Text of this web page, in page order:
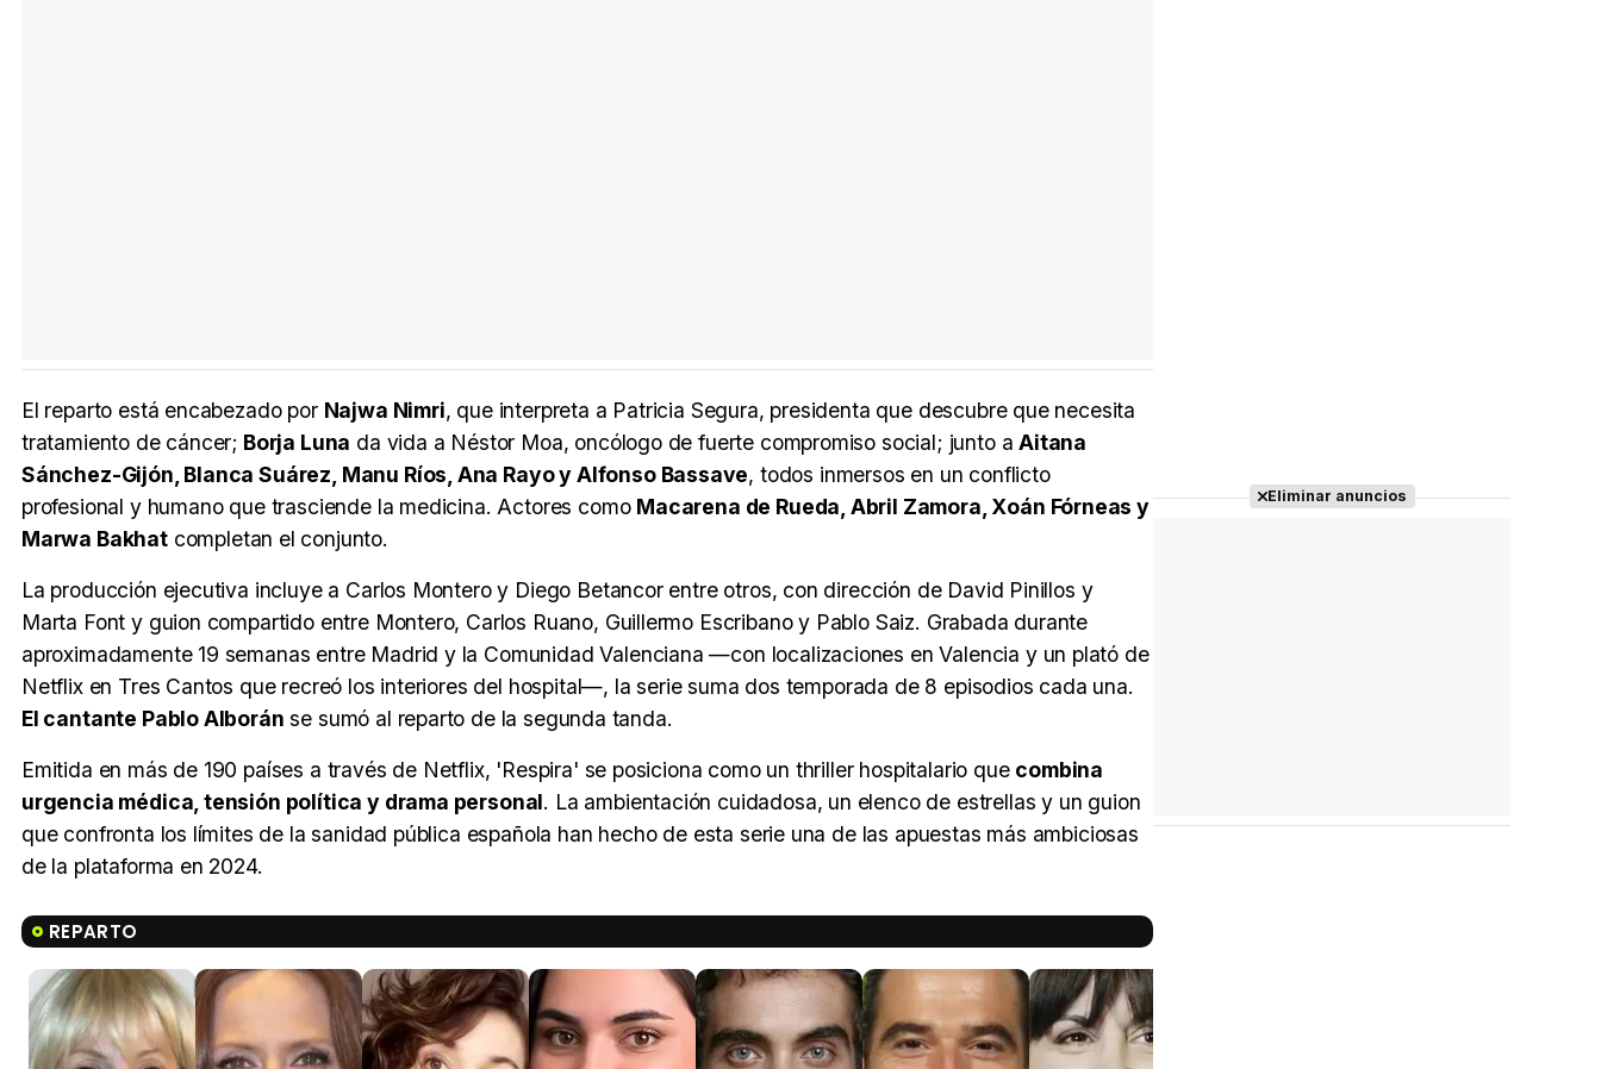
El reparto está encabezado por Najwa Nimri, que interpreta a Patricia Segura, presidenta que descubre que necesita
tratamiento de cáncer; Borja Luna da vida a Néstor Moa, oncólogo de fuerte compromiso social; junto aAitana
Sánchez-Gijón, Blanca Suárez, Manu Ríos, Ana Rayo y Alfonso Bassave, todos inmersos en un conflicto
profesional y humano que trasciende la medicina. Actores como Macarena de Rueda, Abril Zamora, Xoán Fórneas y
Marwa Bakhatcompletan el conjunto.
La producción ejecutiva incluye a Carlos Montero y Diego Betancor entre otros, con dirección de David Pinillos y
Marta Font y guion compartido entre Montero, Carlos Ruano, Guillermo Escribano y Pablo Saiz. Grabada durante
aproximadamente 19 semanas entre Madrid y la Comunidad Valenciana —con localizaciones en Valencia y un plató de
Netflix en Tres Cantos que recreó los interiores del hospital—, la serie suma dos temporada de 8 episodios cada una.
El cantante Pablo Alborán se sumó al reparto de la segunda tanda.
Emitida en más de 190 países a través de Netflix, 'Respira' se posiciona como un thriller hospitalario que combina
urgencia médica, tensión política y drama personal. La ambientación cuidadosa, un elenco de estrellas y un guion
que confronta los límites de la sanidad pública española han hecho de esta serie una de las apuestas más ambiciosas
de la plataforma en 2024.
REPARTO
Eliminar anuncios